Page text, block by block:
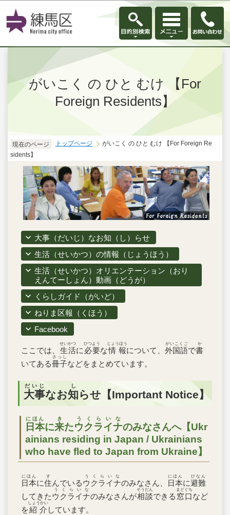
このページの本文へ移動
がいこく の ひと むけ 【For
Foreign Residents】
現在のページ トップページ
がいこく の ひと むけ 【For Foreign Re
sidents】
大事（だいじ）なお知（し）らせ
生活（せいかつ）の情報（じょうほう）
生活（せいかつ）オリエンテーション（おり
えんてーしょん）動画（どうが）
くらしガイド（がいど）
ねりま区報（くほう）
Facebook
ここでは、 生活
せいかつ
に必要
ひつよう
な情報
じょうほう
について、 外国語
がいこくご
で書
か
いてある冊子
さっし
などをまとめています。
大事
だいじ
なお知
し
らせ【Important Notice】
日本
にほん
に来
き
たウクライナ
うくらいな
のみなさんへ【Ukr
ainians residing in Japan / Ukrainians
who have fled to Japan from Ukraine】
日本
にほん
に住
す
んでいるウクライナ
うくらいな
のみなさん、 日本
にほん
に避難
ひなん
してきたウクライナ
うくらいな
のみなさんが相談
そうだん
できる 窓口
まどぐち
など
を紹介
しょうかい
しています。